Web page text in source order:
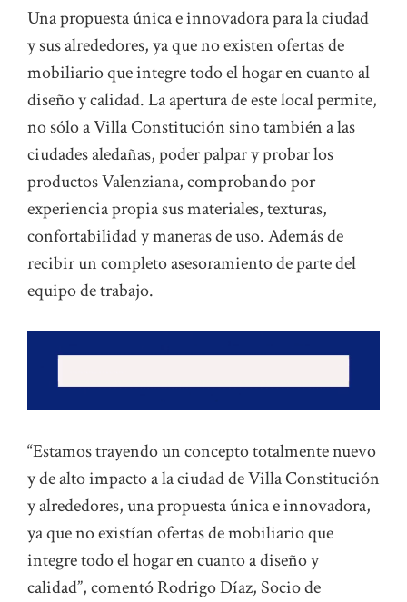
Una propuesta única e innovadora para la ciudad
y sus alrededores, ya que no existen ofertas de
mobiliario que integre todo el hogar en cuanto al
diseño y calidad. La apertura de este local permite,
no sólo a Villa Constitución sino también a las
ciudades aledañas, poder palpar y probar los
productos Valenziana, comprobando por
experiencia propia sus materiales, texturas,
confortabilidad y maneras de uso. Además de
recibir un completo asesoramiento de parte del
equipo de trabajo.
“Estamos trayendo un concepto totalmente nuevo
y de alto impacto a la ciudad de Villa Constitución
y alrededores, una propuesta única e innovadora,
ya que no existían ofertas de mobiliario que
integre todo el hogar en cuanto a diseño y
calidad”, comentó Rodrigo Díaz, Socio de